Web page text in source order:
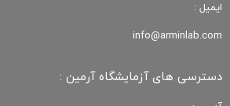
ایمیل :
info@arminlab.com
دسترسی های آزمایشگاه آرمین :